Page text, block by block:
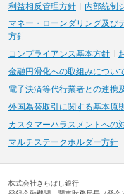
利益相反管理方針
内部統制
マネー・ローンダリング及び
方針
コンプライアンス基本方針
金融円滑化への取組みについ
電子決済等代行業者との連携
外国為替取引に関する基本原
カスタマーハラスメントへの
マルチステークホルダー方針
株式会社きらぼし銀行